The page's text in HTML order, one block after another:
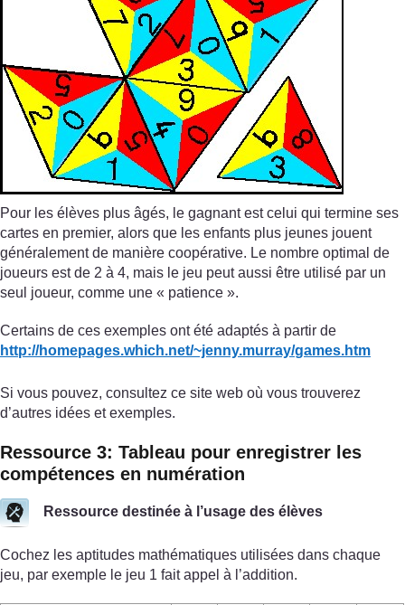
Pour les élèves plus âgés, le gagnant est celui qui termine ses
cartes en premier, alors que les enfants plus jeunes jouent
généralement de manière coopérative. Le nombre optimal de
joueurs est de 2 à 4, mais le jeu peut aussi être utilisé par un
seul joueur, comme une « patience ».
Certains de ces exemples ont été adaptés à partir de
http://homepages.which.net/~jenny.murray/games.htm
Si vous pouvez, consultez ce site web où vous trouverez
d’autres idées et exemples.
Ressource 3: Tableau pour enregistrer les
compétences en numération
Ressource destinée à l’usage des élèves
Cochez les aptitudes mathématiques utilisées dans chaque
jeu, par exemple le jeu 1 fait appel à l’addition.